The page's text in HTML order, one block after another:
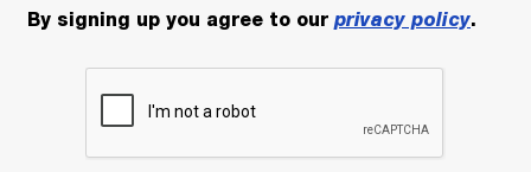
By signing up you agree to our privacy policy.